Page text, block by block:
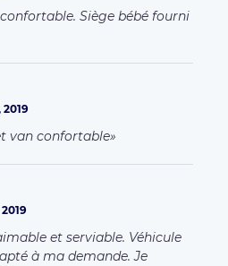
Siège bébé fourni
van confortable
et serviable. Véhicule
à ma demande. Je